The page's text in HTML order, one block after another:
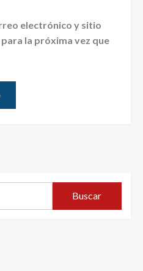
electrónico y sitio
la próxima vez que
Buscar